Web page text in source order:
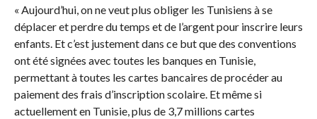
« Aujourd’hui, on ne veut plus obliger les Tunisiens à se
déplacer et perdre du temps et de l’argent pour inscrire leurs
enfants. Et c’est justement dans ce but que des conventions
ont été signées avec toutes les banques en Tunisie,
permettant à toutes les cartes bancaires de procéder au
paiement des frais d’inscription scolaire. Et même si
actuellement en Tunisie, plus de 3,7 millions cartes